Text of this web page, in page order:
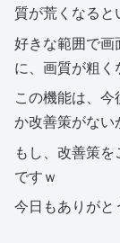
質が荒くなると
好きな範囲で
に、画質が粗く
この機能は、
か改善策がない
もし、改善策
ですｗ
今日もありがと